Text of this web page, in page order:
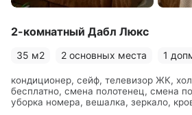
2-комнатный Дабл Люкс
35 м2 2 основных места 1
кондиционер, сейф, телевизор ЖК,
бесплатно, смена полотенец, смена
уборка номера, вешалка, зеркало,